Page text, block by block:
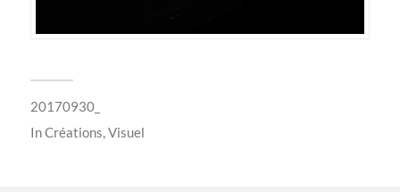
20170930_
InCréations Visuel